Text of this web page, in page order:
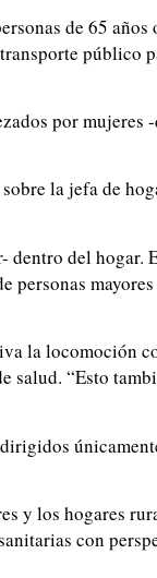
de 65 años
público
por mujeres
la jefa de
dentro del hogar.
personas
la locomoción
salud. “Esto
y los hogares
con